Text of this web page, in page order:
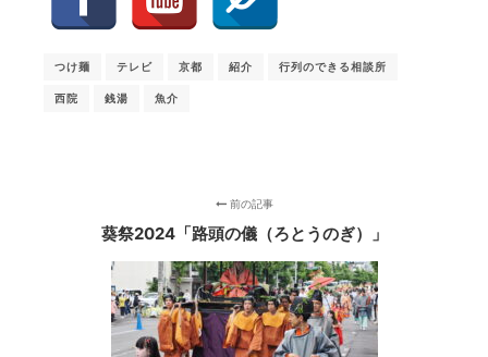
つけ麺 テレビ 京都 紹介 行列のできる相談所
西院 銭湯 魚介
前の記事
葵祭2024「路頭の儀（ろとうのぎ）」